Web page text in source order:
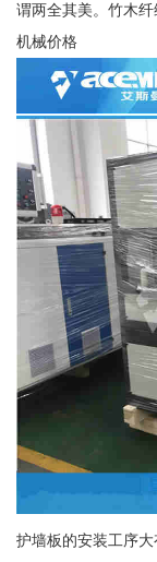
谓两全其美。竹木
机械价格
护墙板的安装工序